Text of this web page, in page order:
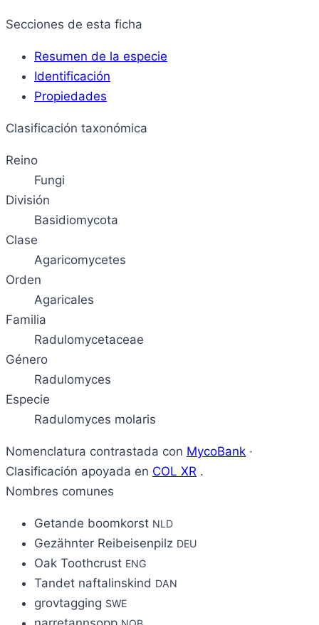
Secciones de esta ficha
Resumen de la especie
Identificación
Propiedades
Clasificación taxonómica
Reino
Fungi
División
Basidiomycota
Clase
Agaricomycetes
Orden
Agaricales
Familia
Radulomycetaceae
Género
Radulomyces
Especie
Radulomyces molaris
Nomenclatura contrastada con MycoBank ·
Clasificación apoyada en COL XR .
Nombres comunes
Getande boomkorst NLD
Gezähnter Reibeisenpilz DEU
Oak Toothcrust ENG
Tandet naftalinskind DAN
grovtagging SWE